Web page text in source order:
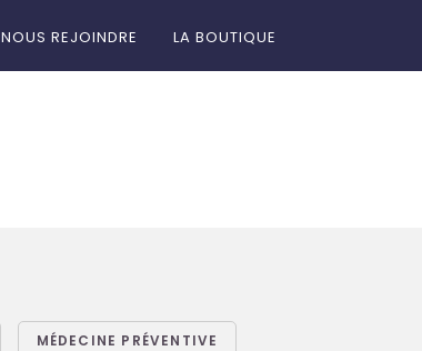
NOUS REJOINDRE LA BOUTIQUE
MÉDECINE PRÉVENTIVE